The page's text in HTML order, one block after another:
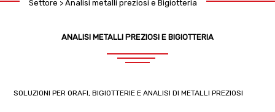
Settore > Analisi metalli preziosi e Bigiotteria
ANALISI METALLI PREZIOSI E BIGIOTTERIA
SOLUZIONI PER ORAFI, BIGIOTTERIE E ANALISI DI METALLI PREZIOSI